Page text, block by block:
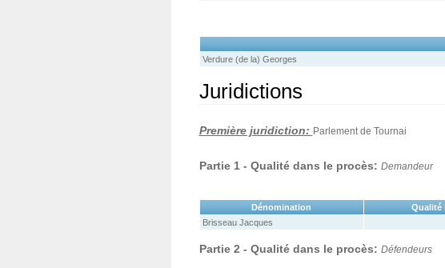
Verdure (de la) Georges
Juridictions
Première juridiction: Parlement de Tournai
Partie 1 - Qualité dans le procès: Demandeur
Dénomination Qualité
Brisseau Jacques
Partie 2 - Qualité dans le procès: Défendeurs